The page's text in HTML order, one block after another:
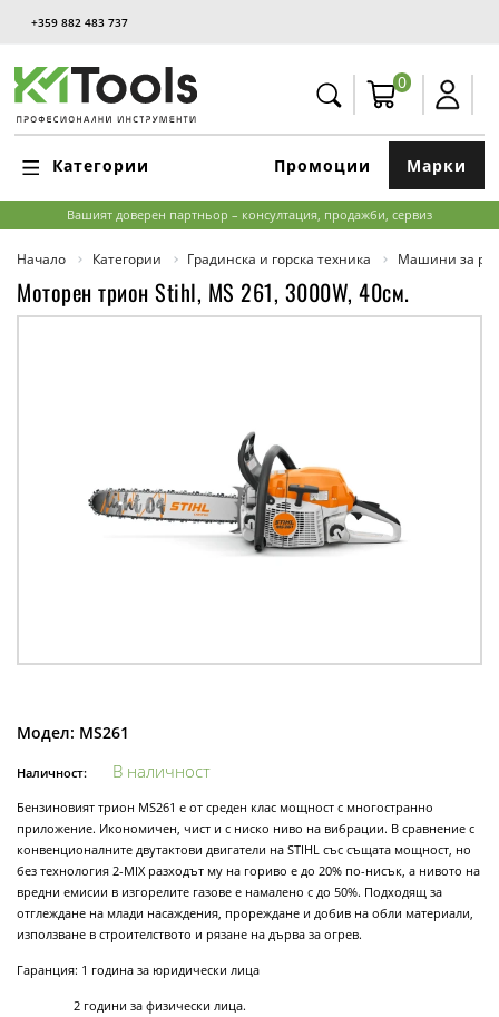
+359 882 483 737
0
Категории Марки
Промоции
Вашият доверен партньор – консултация, продажби, сервиз
Начало Категории Градинска и горска техника Машини за
Моторен трион Stihl, MS 261, 3000W, 40см.
Модел: MS261
Наличност: В наличност
Бензиновият трион MS261 е от среден клас мощност с многостранно
приложение. Икономичен, чист и с ниско ниво на вибрации. В сравнение с
конвенционалните двутактови двигатели на STIHL със същата мощност, но
без технология 2-MIX разходът му на гориво е до 20% по-нисък, а нивото на
вредни емисии в изгорелите газове е намалено с до 50%. Подходящ за
отглеждане на млади насаждения, прореждане и добив на обли материали,
използване в строителството и рязане на дърва за огрев.
Гаранция: 1 година за юридически лица
2 години за физически лица.